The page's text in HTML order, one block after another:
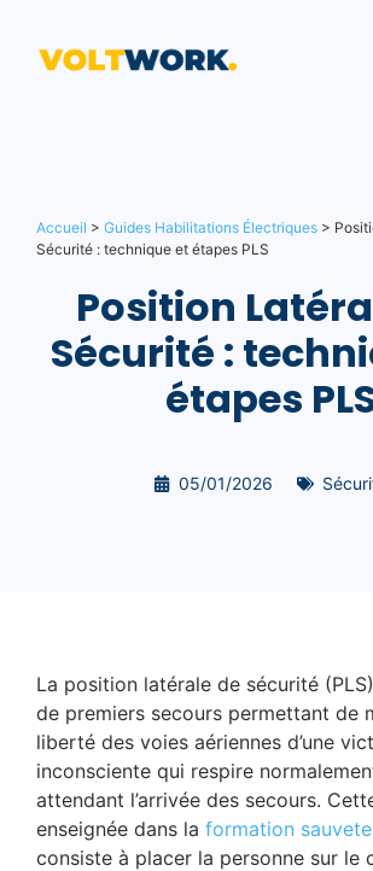
contenu
Accueil > Guides Habilitations Électriques >
Sécurité : technique et étapes PLS
Position
Sécurité :
étapes
05/01/2026
La position latérale de sécurité
de premiers secours permettant de
liberté des voies aériennes d’une
inconsciente qui respire
attendant l’arrivée des secours.
enseignée dans la formation
consiste à placer la personne sur le